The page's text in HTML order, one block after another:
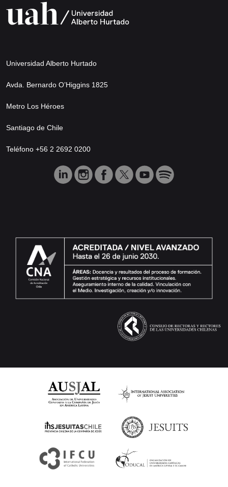
Universidad Alberto Hurtado
Avda. Bernardo O’Higgins 1825
Metro Los Héroes
Santiago de Chile
Teléfono +56 2 2692 0200